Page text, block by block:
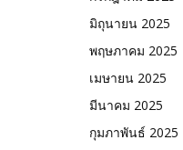
มิถุนายน 2025
พฤษภาคม 2025
เมษายน 2025
มีนาคม 2025
กุมภาพันธ์ 2025